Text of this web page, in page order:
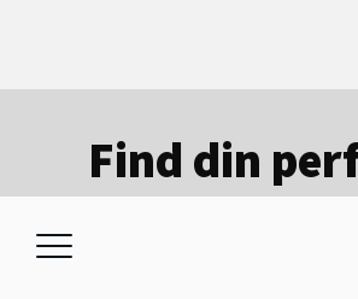
Find din
Download RattleStorks